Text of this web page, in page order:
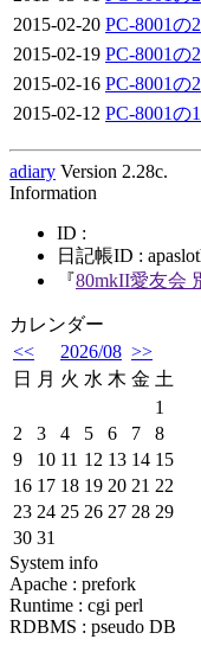
2015-02-20 PC-8001
2015-02-19 PC-8001
2015-02-16 PC-8001
2015-02-12 PC-8001の
adiary Version 2.28c.
Information
ID :
日記帳ID :
『80mkII愛友会
カレンダー
<<
2026/08 >>
日
月 火 水 木 金 土
1
2
3 4 5 6 7
8
9
10 11 12 13 14 15
16 17 18 19 20 21 22
23 24 25 26 27 28 29
30 31
System info
Apache : prefork
Runtime : cgi perl
RDBMS : pseudo DB